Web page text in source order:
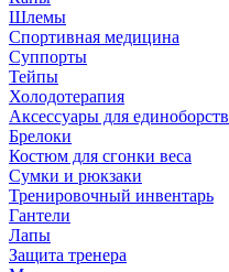
Шлемы
Спортивная медицина
Суппорты
Тейпы
Холодотерапия
Аксессуары для единоборств
Брелоки
Костюм для сгонки веса
Сумки и рюкзаки
Тренировочный инвентарь
Гантели
Лапы
Защита тренера